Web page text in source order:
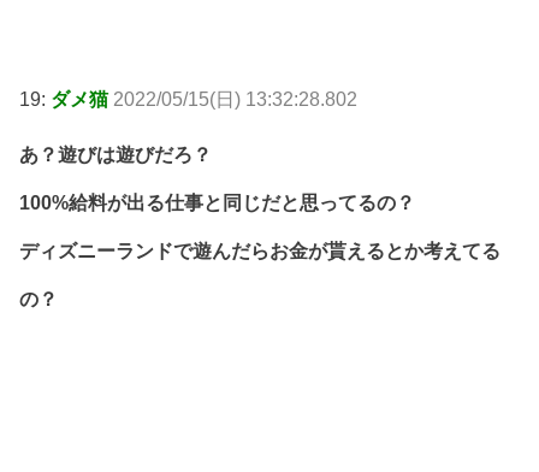
19: ダメ猫 2022/05/15(日) 13:32:28.802
あ？遊びは遊びだろ？
100%給料が出る仕事と同じだと思ってるの？
ディズニーランドで遊んだらお金が貰えるとか考えてる
の？